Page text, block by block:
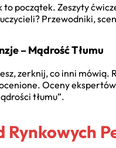
to początek. Zeszyty
Przewodniki,
– Mądrość Tłumu
zerknij, co inni mówią.
Oceny
tłumu”.
Rynkowych